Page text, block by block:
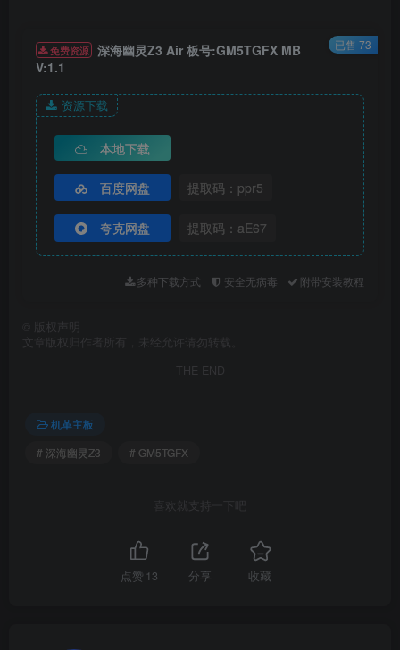
已售 73
免费资源 深海幽灵Z3 Air 板号:GM5TGFX MB
V:1.1
资源下载
本地下载
百度网盘 提取码：ppr5
夸克网盘 提取码：aE67
多种下载方式 安全无病毒 附带安装教程
版权声明
文章版权归作者所有，未经允许请勿转载。
THE END
机革主板
# 深海幽灵Z3
# GM5TGFX
喜欢就支持一下吧
点赞 13 分享 收藏